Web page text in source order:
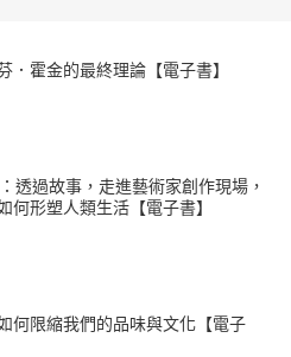
音樂，他們的歌曲常常像「文化解
在強烈的節奏和詩意隱喻裡，這種
當有力量，用歡騰對抗絕望，以溫
靈，還為阿米堅強賦能！
帶你直擊世紀天團的誕生祕辛！作
員練習生時期的酸甜苦辣、那些宣
，以及 7 位寶藏男孩如何與
點滴滴，深度解析 BTS 熱潮為何
力與真誠，正是讓粉絲敬佩與追隨
的成長記錄
．霍金的最終理論【電子書】
透過故事，走進藝術家創作現場，
何形塑人類生活【電子書】
何限縮我們的品味與文化【電子